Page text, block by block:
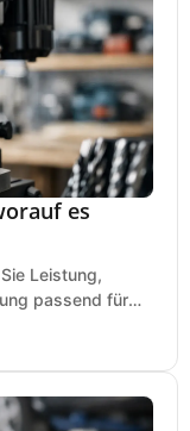
es
Leistung,
passend für